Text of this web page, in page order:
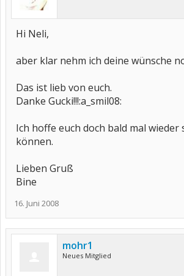
Hi Neli,
aber klar nehm ich deine wünsche
Das ist lieb von euch.
Danke Gucki!!!:a_smil08:
Ich hoffe euch doch bald mal wieder
können.
Lieben Gruß
Bine
16. Juni 2008
mohr1
Neues Mitglied